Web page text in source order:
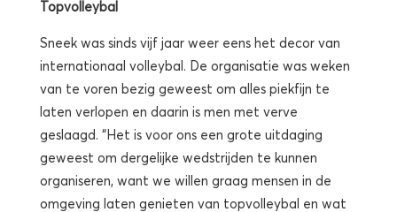
Topvolleybal
Sneek was sinds vijf jaar weer eens het decor van
internationaal volleybal. De organisatie was weken
van te voren bezig geweest om alles piekfijn te
laten verlopen en daarin is men met verve
geslaagd. “Het is voor ons een grote uitdaging
geweest om dergelijke wedstrijden te kunnen
organiseren, want we willen graag mensen in de
omgeving laten genieten van topvolleybal en wat